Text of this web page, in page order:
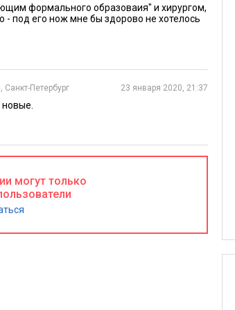
руководителя
формального образоваия" и хирургом,
под его нож мне бы здорово не хотелось
Петербург 23 января 2020, 21:37
могут только